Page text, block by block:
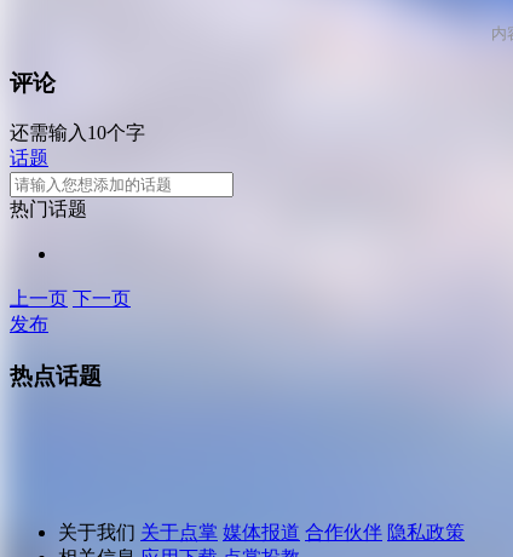
内
评论
还需输入10个字
话题
热门话题
上一页 下一页
发布
热点话题
关于我们 关于点掌 媒体报道 合作伙伴 隐私政策